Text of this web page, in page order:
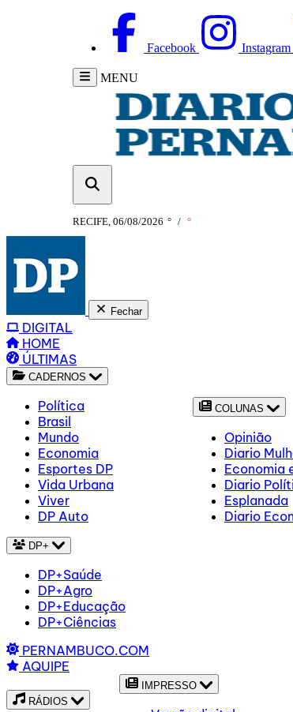
Facebook Instagram
MENU
RECIFE, 06/08/2026 ° / °
Fechar
DIGITAL
HOME
ÚLTIMAS
CADERNOS
Política
Brasil
Mundo
Economia
Esportes DP
Vida Urbana
Viver
DP Auto
COLUNAS
Opinião
Diario
Economia
Diario
Esplanada
Diario
DP+
DP+Saúde
DP+Agro
DP+Educação
DP+Ciências
PERNAMBUCO.COM
AQUIPE
RÁDIOS
IMPRESSO